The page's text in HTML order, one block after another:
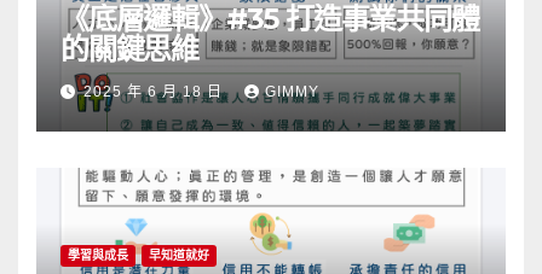
《底層邏輯》#35 打造事業共同體
的關鍵思維
2025 年 6 月 18 日 GIMMY
學習與成長 早知道就好